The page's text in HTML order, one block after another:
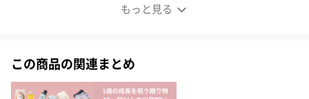
もっと見る
【名入れギフト】想い出缶-Sotto-
「大変な子育ての中で、親子の絆を深める仕組みを作りたい」と
この商品の関連まとめ